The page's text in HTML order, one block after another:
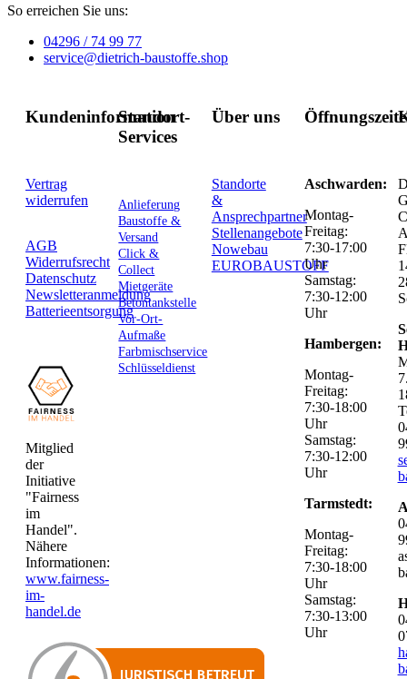
So erreichen Sie uns:
04296 / 74 99 77
service@dietrich-baustoffe.shop
Kundeninformation
Vertrag
widerrufen
AGB
Widerrufsrecht
Datenschutz
Newsletteranmeldung
Batterieentsorgung
Mitglied
der
Initiative
"Fairness
im
Handel".
Nähere
Informationen:
www.fairness-
im-
handel.de
Standort-
Services
Anlieferung
Baustoffe &
Versand
Click &
Collect
Mietgeräte
Betontankstelle
Vor-Ort-
Aufmaße
Farbmischservice
Schlüsseldienst
Über uns
Standorte
&
Ansprechpartner
Stellenangebote
Nowebau
EUROBAUSTOFF
Aschwarden:
Montag-
Freitag:
7:30-17:00
Uhr
Samstag:
7:30-12:00
Uhr
Hambergen:
Montag-
Freitag:
7:30-18:00
Uhr
Samstag:
7:30-12:00
Uhr
Tarmstedt:
Montag-
Freitag:
7:30-18:00
Uhr
Samstag:
7:30-13:00
Uhr